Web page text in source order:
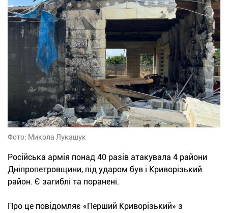
Фото: Микола Лукашук
Російська армія понад 40 разів атакувала 4 райони
Дніпропетровщини, під ударом був і Криворізький
район. Є загиблі та поранені.
Про це повідомляє «Перший Криворізький» з